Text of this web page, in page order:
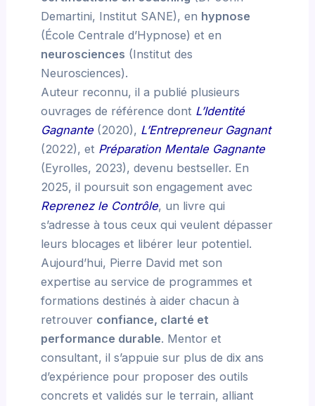
Demartini, Institut SANE), en hypnose
(École Centrale d’Hypnose) et en
neurosciences (Institut des
Neurosciences).
Auteur reconnu, il a publié plusieurs
ouvrages de référence dont L’Identité
Gagnante (2020), L’Entrepreneur Gagnant
(2022), et Préparation Mentale Gagnante
(Eyrolles, 2023), devenu bestseller. En
2025, il poursuit son engagement avec
Reprenez le Contrôle, un livre qui
s’adresse à tous ceux qui veulent dépasser
leurs blocages et libérer leur potentiel.
Aujourd’hui, Pierre David met son
expertise au service de programmes et
formations destinés à aider chacun à
retrouver confiance, clarté et
performance durable. Mentor et
consultant, il s’appuie sur plus de dix ans
d’expérience pour proposer des outils
concrets et validés sur le terrain, alliant